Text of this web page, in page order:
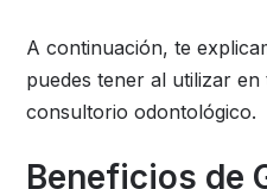
A continuación, te
puedes tener al utilizar
consultorio odontológico.
Beneficios de